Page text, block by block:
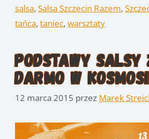
salsa, Salsa Szczecin Razem,
tańca, taniec, warsztaty
Podstawy salsy
darmo w
12 marca 2015 przez Marek